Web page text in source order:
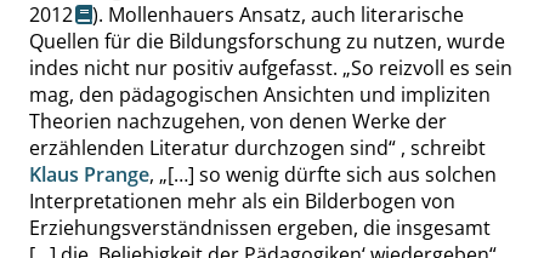
2012
). Mollenhauers Ansatz, auch literarische
Quellen für die Bildungsforschung zu nutzen, wurde
indes nicht nur positiv aufgefasst. „So reizvoll es sein
mag, den pädagogischen Ansichten und impliziten
Theorien nachzugehen, von denen Werke der
erzählenden Literatur durchzogen sind“ , schreibt
Klaus Prange, „[…] so wenig dürfte sich aus solchen
Interpretationen mehr als ein Bilderbogen von
Erziehungsverständnissen ergeben, die insgesamt